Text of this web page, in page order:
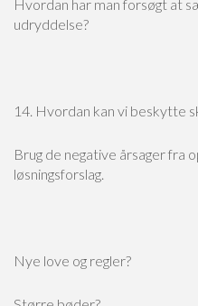
Hvordan har man forsøgt at
udryddelse?
14. Hvordan kan vi beskytte
Brug de negative årsager fra
løsningsforslag.
Nye love og regler?